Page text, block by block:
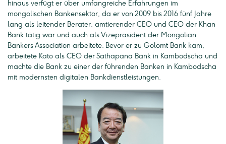
hinaus verfügt er über umfangreiche Erfahrungen im
mongolischen Bankensektor, da er von 2009 bis 2016 fünf Jahre
lang als leitender Berater, amtierender CEO und CEO der Khan
Bank tätig war und auch als Vizepräsident der Mongolian
Bankers Association arbeitete. Bevor er zu Golomt Bank kam,
arbeitete Kato als CEO der Sathapana Bank in Kambodscha und
machte die Bank zu einer der führenden Banken in Kambodscha
mit modernsten digitalen Bankdienstleistungen.